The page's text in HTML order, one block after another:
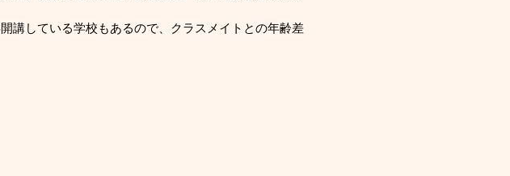
講している学校もあるので、クラスメイトとの年齢差